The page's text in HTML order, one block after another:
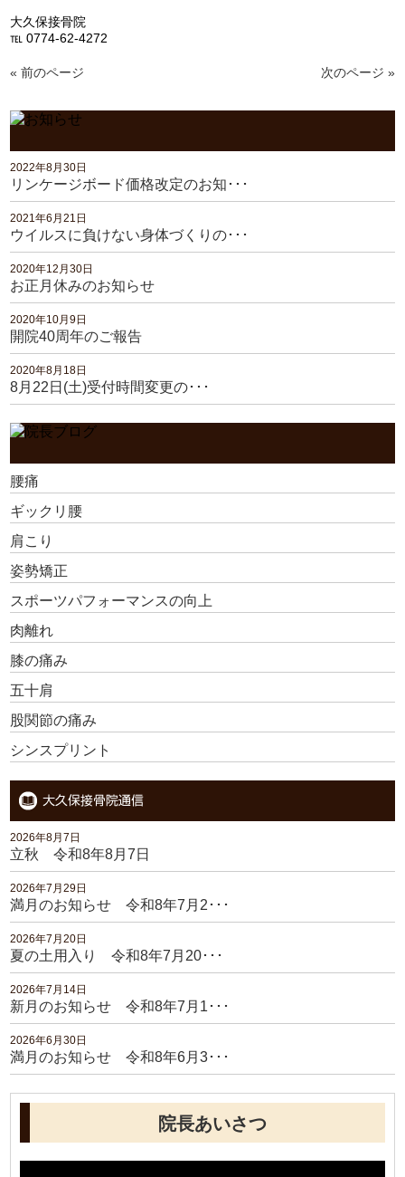
大久保接骨院
℡ 0774-62-4272
« 前のページ 次のページ »
2022年8月30日
リンケージボード価格改定のお知･･･
2021年6月21日
ウイルスに負けない身体づくりの･･･
2020年12月30日
お正月休みのお知らせ
2020年10月9日
開院40周年のご報告
2020年8月18日
8月22日(土)受付時間変更の･･･
腰痛
ギックリ腰
肩こり
姿勢矯正
スポーツパフォーマンスの向上
肉離れ
膝の痛み
五十肩
股関節の痛み
シンスプリント
2026年8月7日
立秋 令和8年8月7日
2026年7月29日
満月のお知らせ 令和8年7月2･･･
2026年7月20日
夏の土用入り 令和8年7月20･･･
2026年7月14日
新月のお知らせ 令和8年7月1･･･
2026年6月30日
満月のお知らせ 令和8年6月3･･･
院長あいさつ